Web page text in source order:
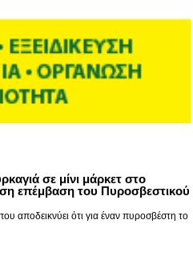
σε μίνι μάρκετ στο
επέμβαση του Πυροσβεστικού
αποδεικνύει ότι για έναν πυροσβέστη το